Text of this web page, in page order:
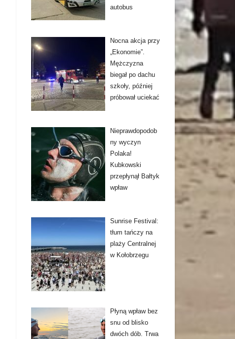
autobus
Nocna akcja przy
„Ekonomie”.
Mężczyzna
biegał po dachu
szkoły, później
próbował uciekać
Nieprawdopodob
ny wyczyn
Polaka!
Kubkowski
przepłynął Bałtyk
wpław
Sunrise Festival:
tłum tańczy na
plaży Centralnej
w Kołobrzegu
Płyną wpław bez
snu od blisko
dwóch dób. Trwa